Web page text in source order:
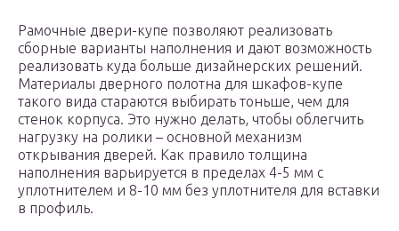
Рамочные двери-купе позволяют реализовать
сборные варианты наполнения и дают возможность
реализовать куда больше дизайнерских решений.
Материалы дверного полотна для шкафов-купе
такого вида стараются выбирать тоньше, чем для
стенок корпуса. Это нужно делать, чтобы облегчить
нагрузку на ролики – основной механизм
открывания дверей. Как правило толщина
наполнения варьируется в пределах 4-5 мм с
уплотнителем и 8-10 мм без уплотнителя для вставки
в профиль.